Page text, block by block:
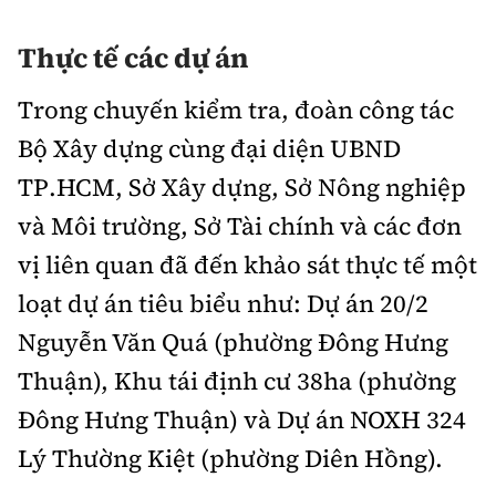
Câu chuyện giao thông
Giải trí - Thể thao
Cơ quan chủ quản: Bộ Xây dựng
Giấy phép số: 03/GP-BVHTTDL, cấp ngày 1/4/2025.
Tòa soạn: Số 2 Nguyễn Công Hoan, phường Giảng Võ,
Hà Nội.
Tổng biên tập:Nguyễn Thị Hồng Nga
Phó Tổng biên tập:Nguyễn Sơn Tùng,
Nguyễn Đức Thắng, La Đức Hùng
Hotline:
0901 514 799
Quảng cáo và Phát hành:
0915 057 282
Email:bandoc@baoxaydung.vn
Cấm sao chép dưới mọi hình thức nếu không có sự
Thực tế các dự án
Trong chuyến kiểm tra, đoàn công tác
Bộ Xây dựng cùng đại diện UBND
TP.HCM, Sở Xây dựng, Sở Nông nghiệp
và Môi trường, Sở Tài chính và các đơn
vị liên quan đã đến khảo sát thực tế một
loạt dự án tiêu biểu như: Dự án 20/2
Nguyễn Văn Quá (phường Đông Hưng
Thuận), Khu tái định cư 38ha (phường
Đông Hưng Thuận) và Dự án NOXH 324
Lý Thường Kiệt (phường Diên Hồng).